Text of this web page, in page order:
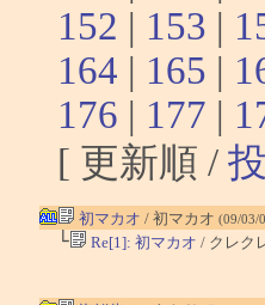
152 | 153 |
164 | 165 |
176 | 177 |
[ 更新順 /
初マカオ / 初マカオ (09/03/
└ Re[1]: 初マカオ / クレク